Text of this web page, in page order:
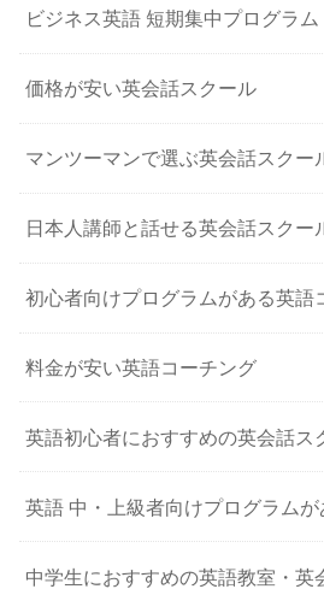
ビジネス英語 短期集中プログラム
価格が安い英会話スクール
マンツーマンで選ぶ英会話スクー
日本人講師と話せる英会話スクー
初心者向けプログラムがある英語
料金が安い英語コーチング
英語初心者におすすめの英会話ス
英語 中・上級者向けプログラム
中学生におすすめの英語教室・英